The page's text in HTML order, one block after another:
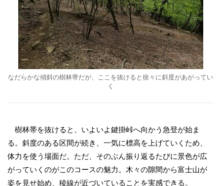
なだらかな傾斜の樹林帯だが、ここを抜けると徐々に斜度があがってい
く
樹林帯を抜けると、いよいよ鍵掛峠へ向かう急登が始ま
る。斜度のある区間が続き、一気に標高を上げていくため、
体力を使う場面だ。ただ、そのぶん振り返るたびに景色が広
がっていくのがこのコースの魅力。木々の隙間から富士山が
姿を見せ始め、稜線が近づいていることを実感できる。